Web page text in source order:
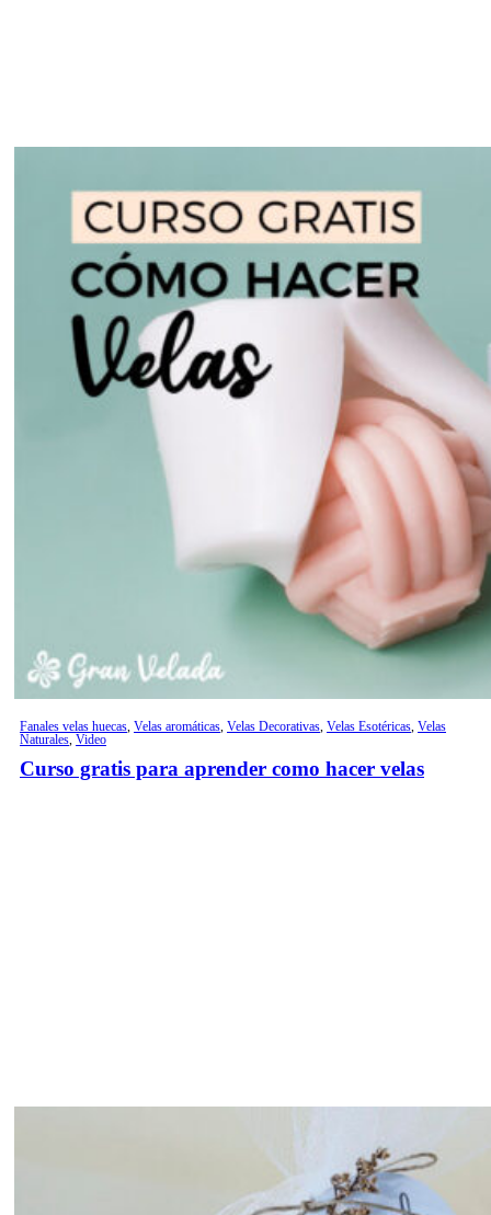
Fanales velas huecas Velas aromáticas Velas Decorativas Velas Esotéricas Velas
Naturales Video
Curso gratis para aprender como hacer velas